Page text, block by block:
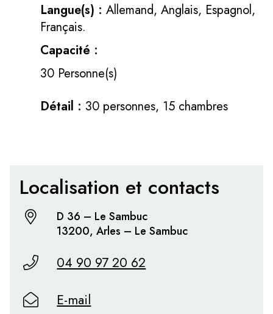
Langue(s) : Allemand, Anglais, Espagnol,
Français.
Capacité :
30 Personne(s)
Détail : 30 personnes, 15 chambres
Localisation et contacts
D 36 – Le Sambuc
13200, Arles – Le Sambuc
04 90 97 20 62
E-mail